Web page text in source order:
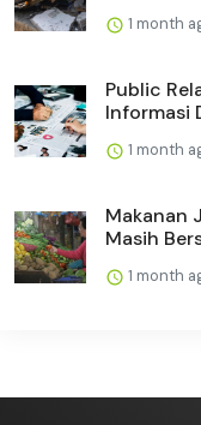
1 month
Public
Informasi
1 month
Makanan
Masih
1 month